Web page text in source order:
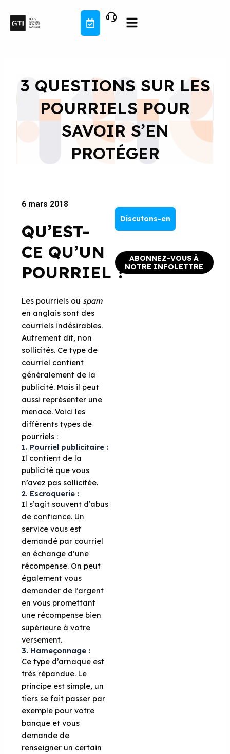
contenu
3 QUESTIONS SUR LES
POURRIELS POUR
SAVOIR S’EN
PROTÉGER
6 mars 2018
QU’EST-
CE QU’UN
POURRIEL ?
Les pourriels ou spam
en anglais sont des
courriels indésirables.
Autrement dit, non
sollicités. Ce type de
courriel contient
généralement de la
publicité. Mais il peut
aussi représenter une
menace. Voici les
différents types de
pourriels :
1. Pourriel publicitaire :
Il contient de la
publicité que vous
n’avez pas sollicitée.
2. Escroquerie :
Il s’agit souvent d’abus
de confiance. Un
service vous est
demandé par courriel
en échange d’une
récompense. On peut
également vous
demander de l’argent
en vous promettant
une récompense bien
supérieure à votre
versement.
3. Hameçonnage :
Ce type d’arnaque est
très répandue. Le
principe est simple, un
tiers se fait passer par
exemple pour votre
banque et vous
demande de
renseigner un certain
Discutons-en
ABONNEZ-VOUS À
NOTRE INFOLETTRE